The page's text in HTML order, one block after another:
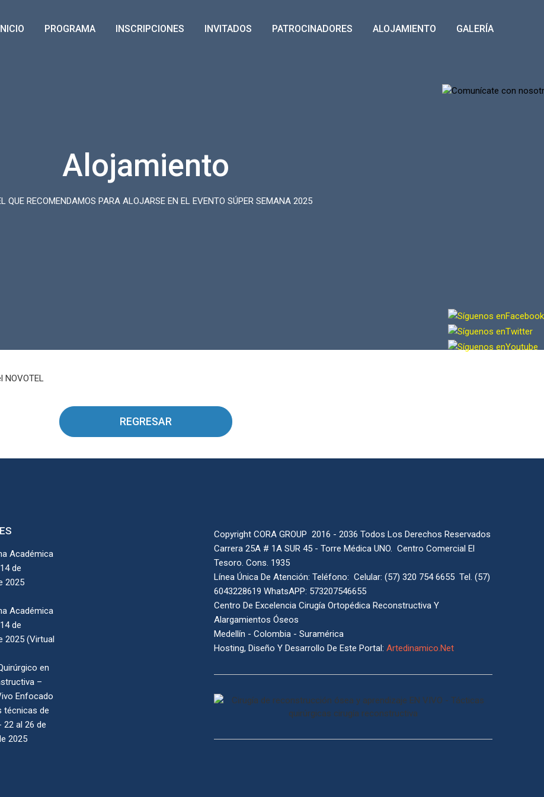
PROGRAMA INSCRIPCIONES INVITADOS PATROCINADORES ALOJAMIENTO GALERÍA
Alojamiento
QUE RECOMENDAMOS PARA ALOJARSE EN EL EVENTO SÚPER SEMANA 2025
REGRESAR
Académica
de
2025
Académica
de
2025 (Virtual
en
–
Enfocado
técnicas de
al 26 de
2025
Copyright CORA GROUP 2016 - 2036 Todos Los Derechos Reservados
Carrera 25A # 1A SUR 45 - Torre Médica UNO. Centro Comercial El
Tesoro. Cons. 1935
Línea Única De Atención: Teléfono: Celular: (57) 320 754 6655 Tel. (57)
6043228619 WhatsAPP: 573207546655
Centro De Excelencia Cirugía Ortopédica Reconstructiva Y
Alargamientos Óseos
Medellín - Colombia - Suramérica
Hosting, Diseño Y Desarrollo De Este Portal: Artedinamico.Net